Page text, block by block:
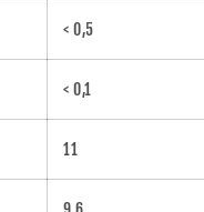
< 0,5
< 0,1
11